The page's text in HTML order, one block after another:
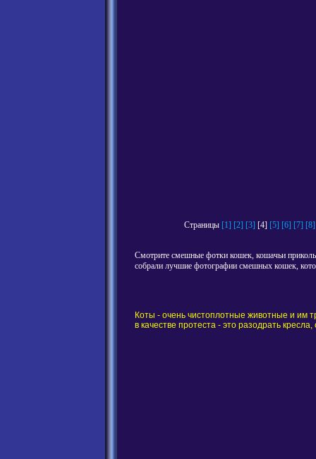
Страницы [1] [2] [3] [4] [5] [6] [7] [8]
Смотрите смешные фотки кошек, кошачьи
собрали лучшие фотографии смешных кошек,
Коты - очень чистоплотные животные и им
в качестве протеста - это разодрать